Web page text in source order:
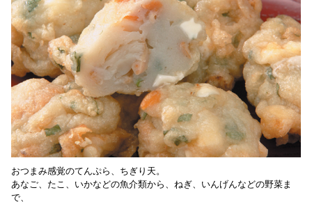
おつまみ感覚のてんぷら、ちぎり天。
あなご、たこ、いかなどの魚介類から、ねぎ、いんげんなどの野菜ま
で、